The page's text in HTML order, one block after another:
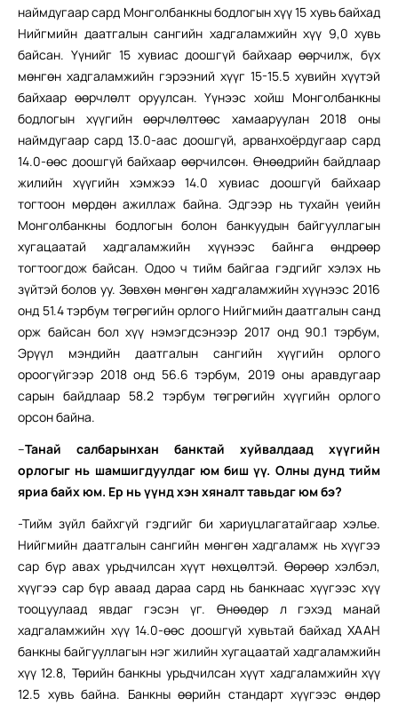
наймдугаар сард Монголбанкны бодлогын хүү 15 хувь байхад
Нийгмийн даатгалын сангийн хадгаламжийн хүү 9,0 хувь
байсан. Үүнийг 15 хувиас доошгүй байхаар өөрчилж, бүх
мөнгөн хадгаламжийн гэрээний хүүг 15-15.5 хувийн хүүтэй
байхаар өөрчлөлт оруулсан. Үүнээс хойш Монголбанкны
бодлогын хүүгийн өөрчлөлтөөс хамааруулан 2018 оны
наймдугаар сард 13.0-аас доошгүй, арванхоёрдугаар сард
14.0-өөс доошгүй байхаар өөрчилсөн. Өнөөдрийн байдлаар
жилийн хүүгийн хэмжээ 14.0 хувиас доошгүй байхаар
тогтоон мөрдөн ажиллаж байна. Эдгээр нь тухайн үеийн
Монголбанкны бодлогын болон банкуудын байгууллагын
хугацаатай хадгаламжийн хүүнээс байнга өндрөөр
тогтоогдож байсан. Одоо ч тийм байгаа гэдгийг хэлэх нь
зүйтэй болов уу. Зөвхөн мөнгөн хадгаламжийн хүүнээс 2016
онд 51.4 тэрбум төгрөгийн орлого Нийгмийн даатгалын санд
орж байсан бол хүү нэмэгдсэнээр 2017 онд 90.1 тэрбум,
Эрүүл мэндийн даатгалын сангийн хүүгийн орлого
ороогүйгээр 2018 онд 56.6 тэрбум, 2019 оны аравдугаар
сарын байдлаар 58.2 тэрбум төгрөгийн хүүгийн орлого
орсон байна.
–Танай салбарынхан банктай хуйвалдаад хүүгийн
орлогыг нь шамшигдуулдаг юм биш үү. Олны дунд тийм
яриа байх юм. Ер нь үүнд хэн хяналт тавьдаг юм бэ?
-Тийм зүйл байхгүй гэдгийг би хариуцлагатайгаар хэлье.
Нийгмийн даатгалын сангийн мөнгөн хадгаламж нь хүүгээ
сар бүр авах урьдчилсан хүүт нөхцөлтэй. Өөрөөр хэлбэл,
хүүгээ сар бүр аваад дараа сард нь банкнаас хүүгээс хүү
тооцуулаад явдаг гэсэн үг. Өнөөдөр л гэхэд манай
хадгаламжийн хүү 14.0-өөс доошгүй хувьтай байхад ХААН
банкны байгууллагын нэг жилийн хугацаатай хадгаламжийн
хүү 12.8, Төрийн банкны урьдчилсан хүүт хадгаламжийн хүү
12.5 хувь байна. Банкны өөрийн стандарт хүүгээс өндөр